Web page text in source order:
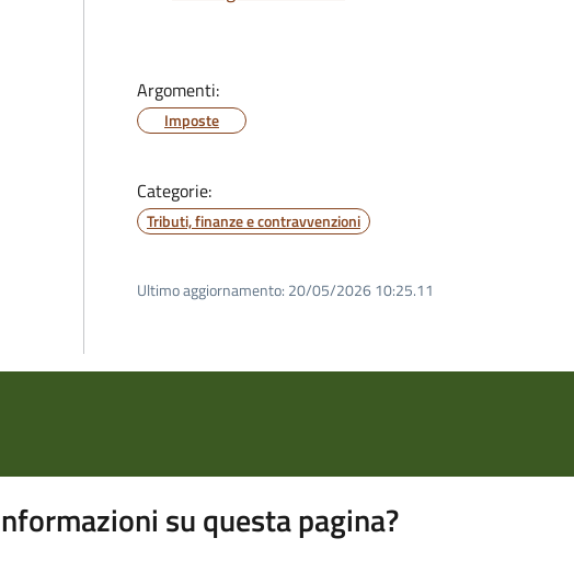
Argomenti:
Imposte
Categorie:
Tributi, finanze e contravvenzioni
Ultimo aggiornamento: 20/05/2026 10:25.11
su questa pagina?